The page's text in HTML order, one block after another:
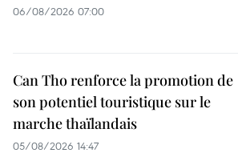
06/08/2026 07:00
Can Tho renforce la promotion de
son potentiel touristique sur le
marche thaïlandais
05/08/2026 14:47